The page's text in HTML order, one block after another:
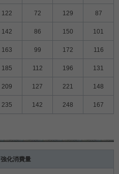
122 72 129 87
142 86 150 101
163 99 172 116
185 112 196 131
209 127 221 148
235 142 248 167
強化消費量